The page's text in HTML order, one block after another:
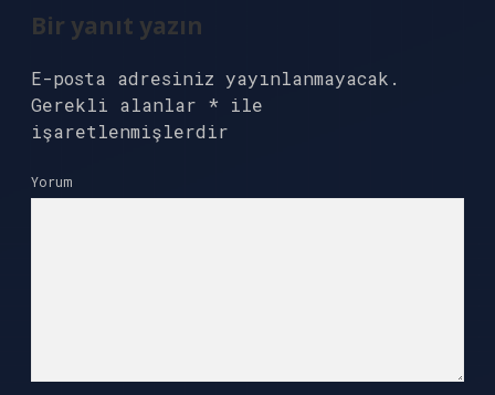
Bir yanıt yazın
E-posta adresiniz yayınlanmayacak.
Gerekli alanlar * ile
işaretlenmişlerdir
Yorum